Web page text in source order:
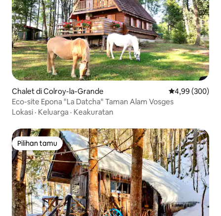
Chalet di Colroy-la-Grande Nilai rata-rata
4,99 (300)
Eco-site Epona "La Datcha" Taman Alam Vosges
Lokasi · Keluarga · Keakuratan
Pilihan tamu
Pilihan tamu